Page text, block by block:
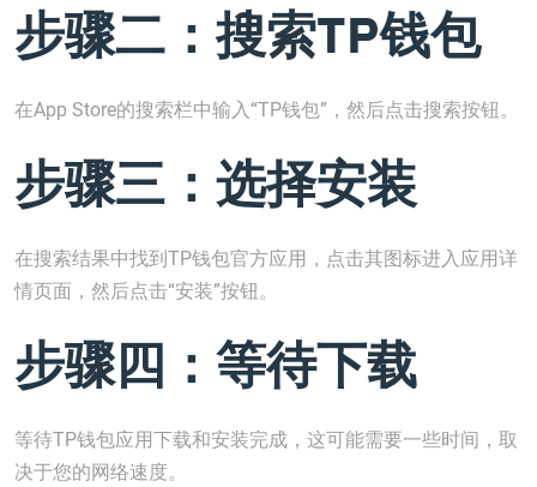
步骤二：搜索TP钱包
在App Store的搜索栏中输入“TP钱包”，然后点击搜索按钮。
步骤三：选择安装
在搜索结果中找到TP钱包官方应用，点击其图标进入应用详
情页面，然后点击“安装”按钮。
步骤四：等待下载
等待TP钱包应用下载和安装完成，这可能需要一些时间，取
决于您的网络速度。